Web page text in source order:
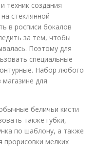
техник создания
стеклянной
в росписи бокалов
за тем, чтобы
Поэтому для
специальные
Набор любого
для
беличьи кисти
также губки,
по шаблону, а также
прорисовки мелких